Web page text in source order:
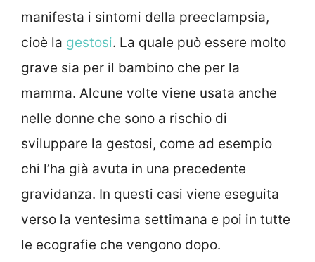
manifesta i sintomi della preeclampsia,
cioè la gestosi. La quale può essere molto
grave sia per il bambino che per la
mamma. Alcune volte viene usata anche
nelle donne che sono a rischio di
sviluppare la gestosi, come ad esempio
chi l’ha già avuta in una precedente
gravidanza. In questi casi viene eseguita
verso la ventesima settimana e poi in tutte
le ecografie che vengono dopo.